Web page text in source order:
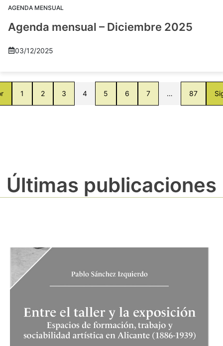
AGENDA MENSUAL
Agenda mensual – Diciembre 2025
03/12/2025
1 2 3 4 5 6 7 … 87
Últimas publicaciones